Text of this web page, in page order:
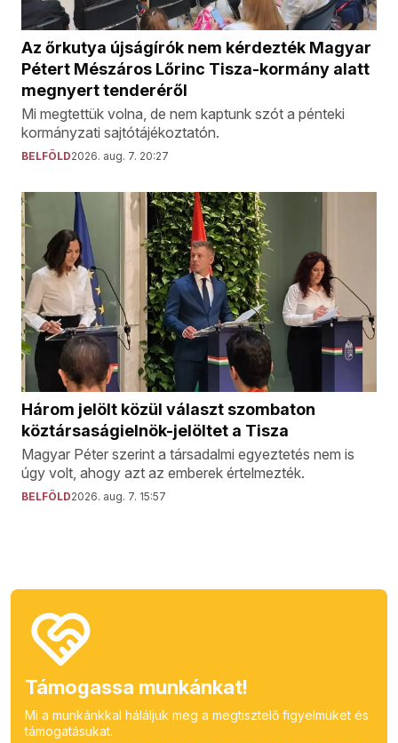
Az őrkutya újságírók nem kérdezték Magyar
Pétert Mészáros Lőrinc Tisza-kormány alatt
megnyert tenderéről
Mi megtettük volna, de nem kaptunk szót a pénteki
kormányzati sajtótájékoztatón.
BELFÖLD2026. aug. 7. 20:27
Három jelölt közül választ szombaton
köztársaságielnök-jelöltet a Tisza
Magyar Péter szerint a társadalmi egyeztetés nem is
úgy volt, ahogy azt az emberek értelmezték.
BELFÖLD2026. aug. 7. 15:57
Támogassa munkánkat!
Mi a munkánkkal háláljuk meg a megtisztelő figyelmüket és
támogatásukat.